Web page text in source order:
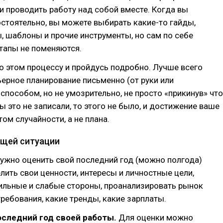
проводить работу над собой вместе. Когда вы
вы можете выбирать какие-то гайды,
шаблоны и прочие инструменты, но сам по себе
не поменяются.
этом процессу и пройдусь подробно. Лучше всего
планирование письменно (от руки или
но не умозрительно, не просто «прикинув»
это не записали, то этого не было, и достижение ваше
случайности, а не плана.
ситуации
оценить свой последний год (можно полгода)
свои ценности, интересы и личностные цели,
и слабые стороны, проанализировать рынок
какие тренды, какие зарплаты.
год своей работы. Для оценки можно